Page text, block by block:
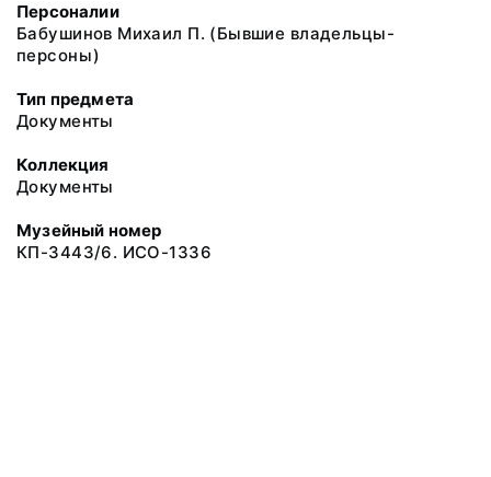
Персоналии
Бабушинов Михаил П. (Бывшие владельцы-
персоны)
Тип предмета
Документы
Коллекция
Документы
Музейный номер
КП-3443/6. ИСО-1336